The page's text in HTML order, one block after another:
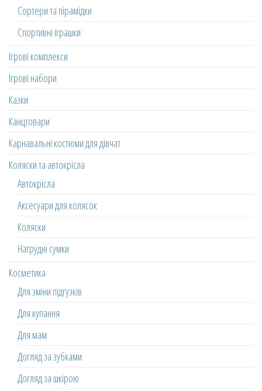
Сортери та пірамідки
Спортивні іграшки
Ігрові комплекси
Ігрові набори
Казки
Канцтовари
Карнавальні костюми для дівчат
Коляски та автокрісла
Автокрісла
Аксесуари для колясок
Коляски
Нагрудні сумки
Косметика
Для зміни підгузків
Для купання
Для мам
Догляд за зубками
Догляд за шкірою